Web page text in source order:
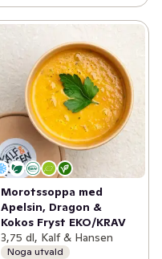
Morotssoppa med
Apelsin, Dragon &
Kokos Fryst EKO/KRAV
3,75 dl, Kalf & Hansen
Noga utvald